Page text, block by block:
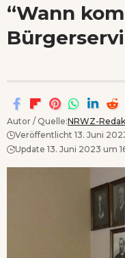
“Wann
Autor / Quelle:NRWZ-
Veröffentlicht 13. Juni
Update 13. Juni 2023 um